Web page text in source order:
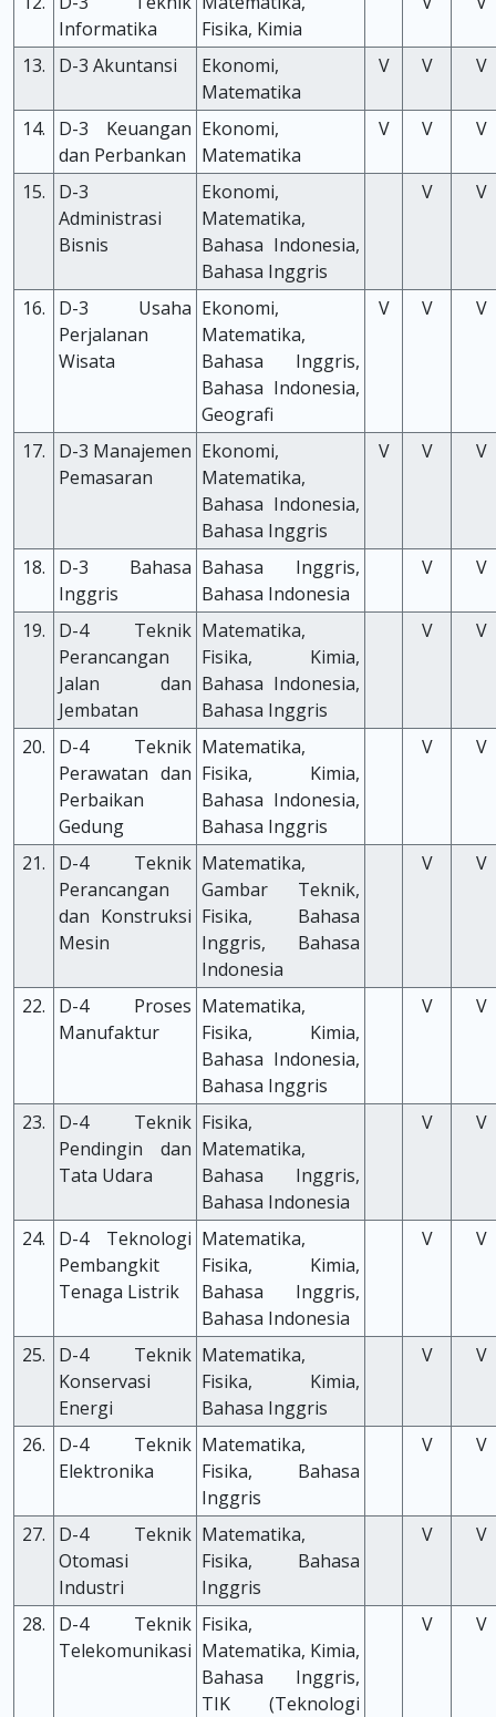
Informatika
Fisika, Kimia
13. D-3 Akuntansi
Ekonomi,
Matematika
V V V
14.
D-3 Keuangan
dan Perbankan
Ekonomi,
Matematika
V V V
15.
D-3
Administrasi
Bisnis
Ekonomi,
Matematika,
Bahasa Indonesia,
Bahasa Inggris
V V
16.
D-3 Usaha
Perjalanan
Wisata
Ekonomi,
Matematika,
Bahasa Inggris,
Bahasa Indonesia,
Geografi
V V V
17.
D-3 Manajemen
Pemasaran
Ekonomi,
Matematika,
Bahasa Indonesia,
Bahasa Inggris
V V V
18.
D-3 Bahasa
Inggris
Bahasa Inggris,
Bahasa Indonesia
V V
19.
D-4 Teknik
Perancangan
Jalan dan
Jembatan
Matematika,
Fisika, Kimia,
Bahasa Indonesia,
Bahasa Inggris
V V
20.
D-4 Teknik
Perawatan dan
Perbaikan
Gedung
Matematika,
Fisika, Kimia,
Bahasa Indonesia,
Bahasa Inggris
V V
21.
D-4 Teknik
Perancangan
dan Konstruksi
Mesin
Matematika,
Gambar Teknik,
Fisika, Bahasa
Inggris, Bahasa
Indonesia
V V
22.
D-4 Proses
Manufaktur
Matematika,
Fisika, Kimia,
Bahasa Indonesia,
Bahasa Inggris
V V
23.
D-4 Teknik
Pendingin dan
Tata Udara
Fisika,
Matematika,
Bahasa Inggris,
Bahasa Indonesia
V V
24.
D-4 Teknologi
Pembangkit
Tenaga Listrik
Matematika,
Fisika, Kimia,
Bahasa Inggris,
Bahasa Indonesia
V V
25.
D-4 Teknik
Konservasi
Energi
Matematika,
Fisika, Kimia,
Bahasa Inggris
V V
26.
D-4 Teknik
Elektronika
Matematika,
Fisika, Bahasa
Inggris
V V
27.
D-4 Teknik
Otomasi
Industri
Matematika,
Fisika, Bahasa
Inggris
V V
28.
D-4 Teknik
Telekomunikasi
Fisika,
Matematika, Kimia,
Bahasa Inggris,
TIK (Teknologi
V V